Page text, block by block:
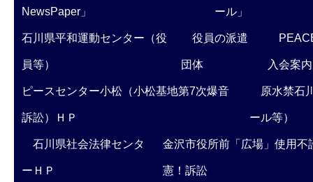
NewsPaper」 ール」
石川県平和運動センター（役
員等）
役員の派遣
団体 入会案内
ピースセンター小松（小松基地第7次爆音
訴訟）ＨＰ
原水禁石
ール等）
石川県社会法律センタ
ーＨＰ
金沢市役所前「広場」使用不
憲！訴訟